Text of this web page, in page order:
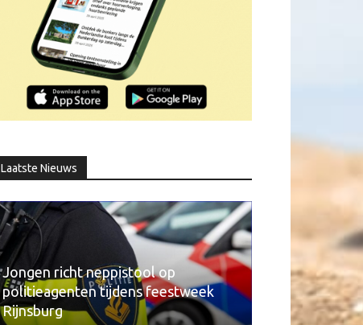
Laatste Nieuws
Jongen richt neppistool op
politieagenten tijdens feestweek
Rijnsburg